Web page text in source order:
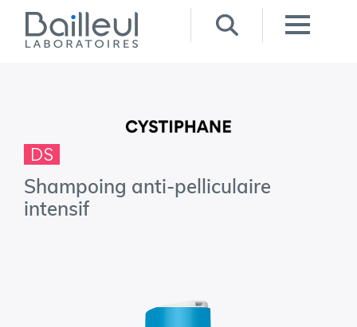
DS
Shampoing anti-pelliculaire
intensif